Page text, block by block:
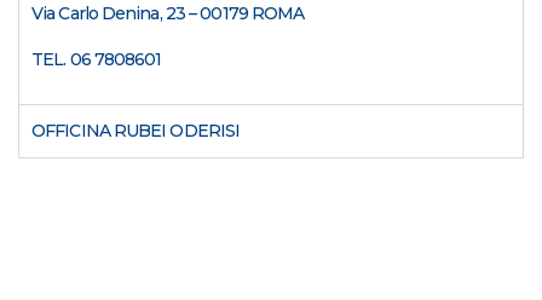
Via Carlo Denina, 23 – 00179 ROMA
TEL. 06 7808601
OFFICINA RUBEI ODERISI